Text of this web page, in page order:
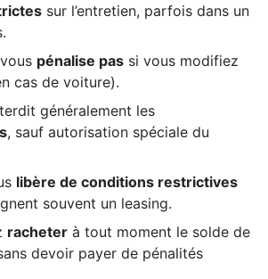
sur l’entretien, parfois dans un
pénalise pas si vous modifiez
cas de voiture).
généralement les
, sauf autorisation spéciale du
libère de conditions restrictives
souvent un leasing.
racheter à tout moment le solde de
devoir payer de pénalités